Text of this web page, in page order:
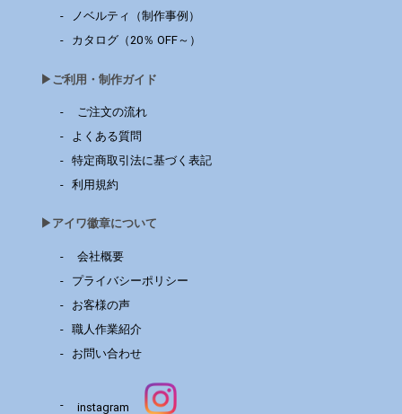
ノベルティ（制作事例）
カタログ（20％ OFF～）
▶︎ご利用・制作ガイド
ご注文の流れ
よくある質問
特定商取引法に基づく表記
利用規約
▶︎アイワ徽章について
会社概要
プライバシーポリシー
お客様の声
職人作業紹介
お問い合わせ
instagram